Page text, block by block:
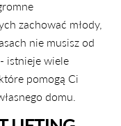
zachować młody,
nie musisz od
istnieje wiele
pomogą Ci
domu.